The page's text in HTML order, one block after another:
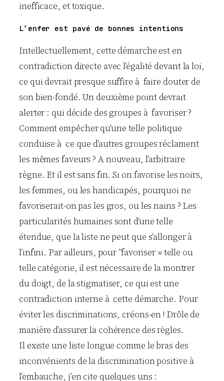
inefficace, et toxique.
L’enfer est pavé de bonnes intentions
Intellectuellement, cette démarche est en
contradiction directe avec l’égalité devant la loi,
ce qui devrait presque suffire à faire douter de
son bien-fondé. Un deuxième point devrait
alerter : qui décide des groupes à favoriser ?
Comment empêcher qu’une telle politique
conduise à ce que d’autres groupes réclament
les mêmes faveurs ? A nouveau, l’arbitraire
règne. Et il est sans fin. Si on favorise les noirs,
les femmes, ou les handicapés, pourquoi ne
favoriserait-on pas les gros, ou les nains ? Les
particularités humaines sont d’une telle
étendue, que la liste ne peut que s’allonger à
l’infini. Par ailleurs, pour ”favoriser » telle ou
telle catégorie, il est nécessaire de la montrer
du doigt, de la stigmatiser, ce qui est une
contradiction interne à cette démarche. Pour
éviter les discriminations, créons-en ! Drôle de
manière d’assurer la cohérence des règles.
Il existe une liste longue comme le bras des
inconvénients de la discrimination positive à
l’embauche, j’en cite quelques uns :